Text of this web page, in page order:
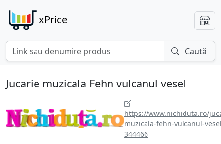
xPrice
Caută
Jucarie muzicala Fehn vulcanul vesel
https://www.nichiduta.ro/
muzicala-fehn-vulcanul-
344466